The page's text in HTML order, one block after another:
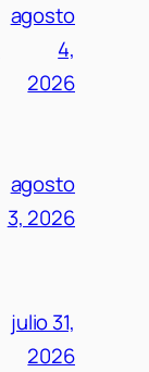
agosto
4,
2026
agosto
3, 2026
julio 31,
2026